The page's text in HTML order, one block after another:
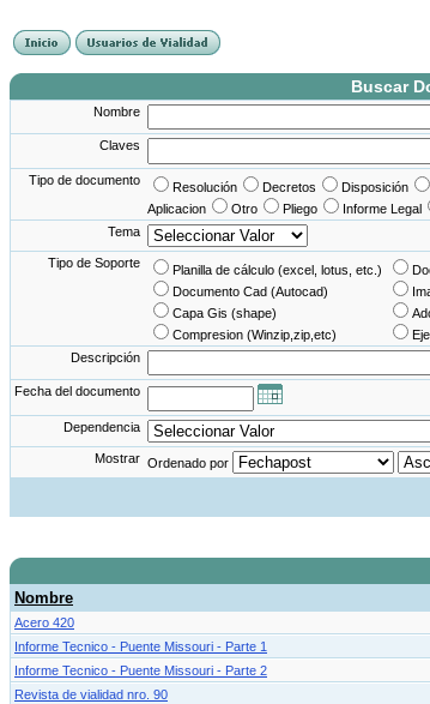
Buscar
Nombre
Claves
Tipo de documento Resolución Decretos Disposición
Aplicacion
Otro Pliego Informe Legal
Tema
Tipo de Soporte Planilla de cálculo (excel, lotus, etc.)
Documento Cad (Autocad)
Capa Gis (shape)
Compresion (Winzip,zip,etc)
Descripción
Fecha del documento
Dependencia
Mostrar Ordenado por
Nombre
Acero 420
Informe Tecnico - Puente Missouri - Parte 1
Informe Tecnico - Puente Missouri - Parte 2
Revista de vialidad nro. 90